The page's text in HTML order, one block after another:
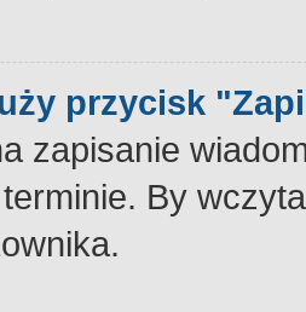
przycisk
zapisanie
By